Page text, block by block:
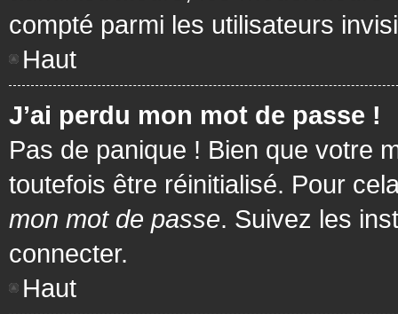
compté parmi les utilisateurs
Haut
J’ai perdu mon mot de passe !
Pas de panique ! Bien que votre
toutefois être réinitialisé. Pour
mon mot de passe. Suivez les
connecter.
Haut